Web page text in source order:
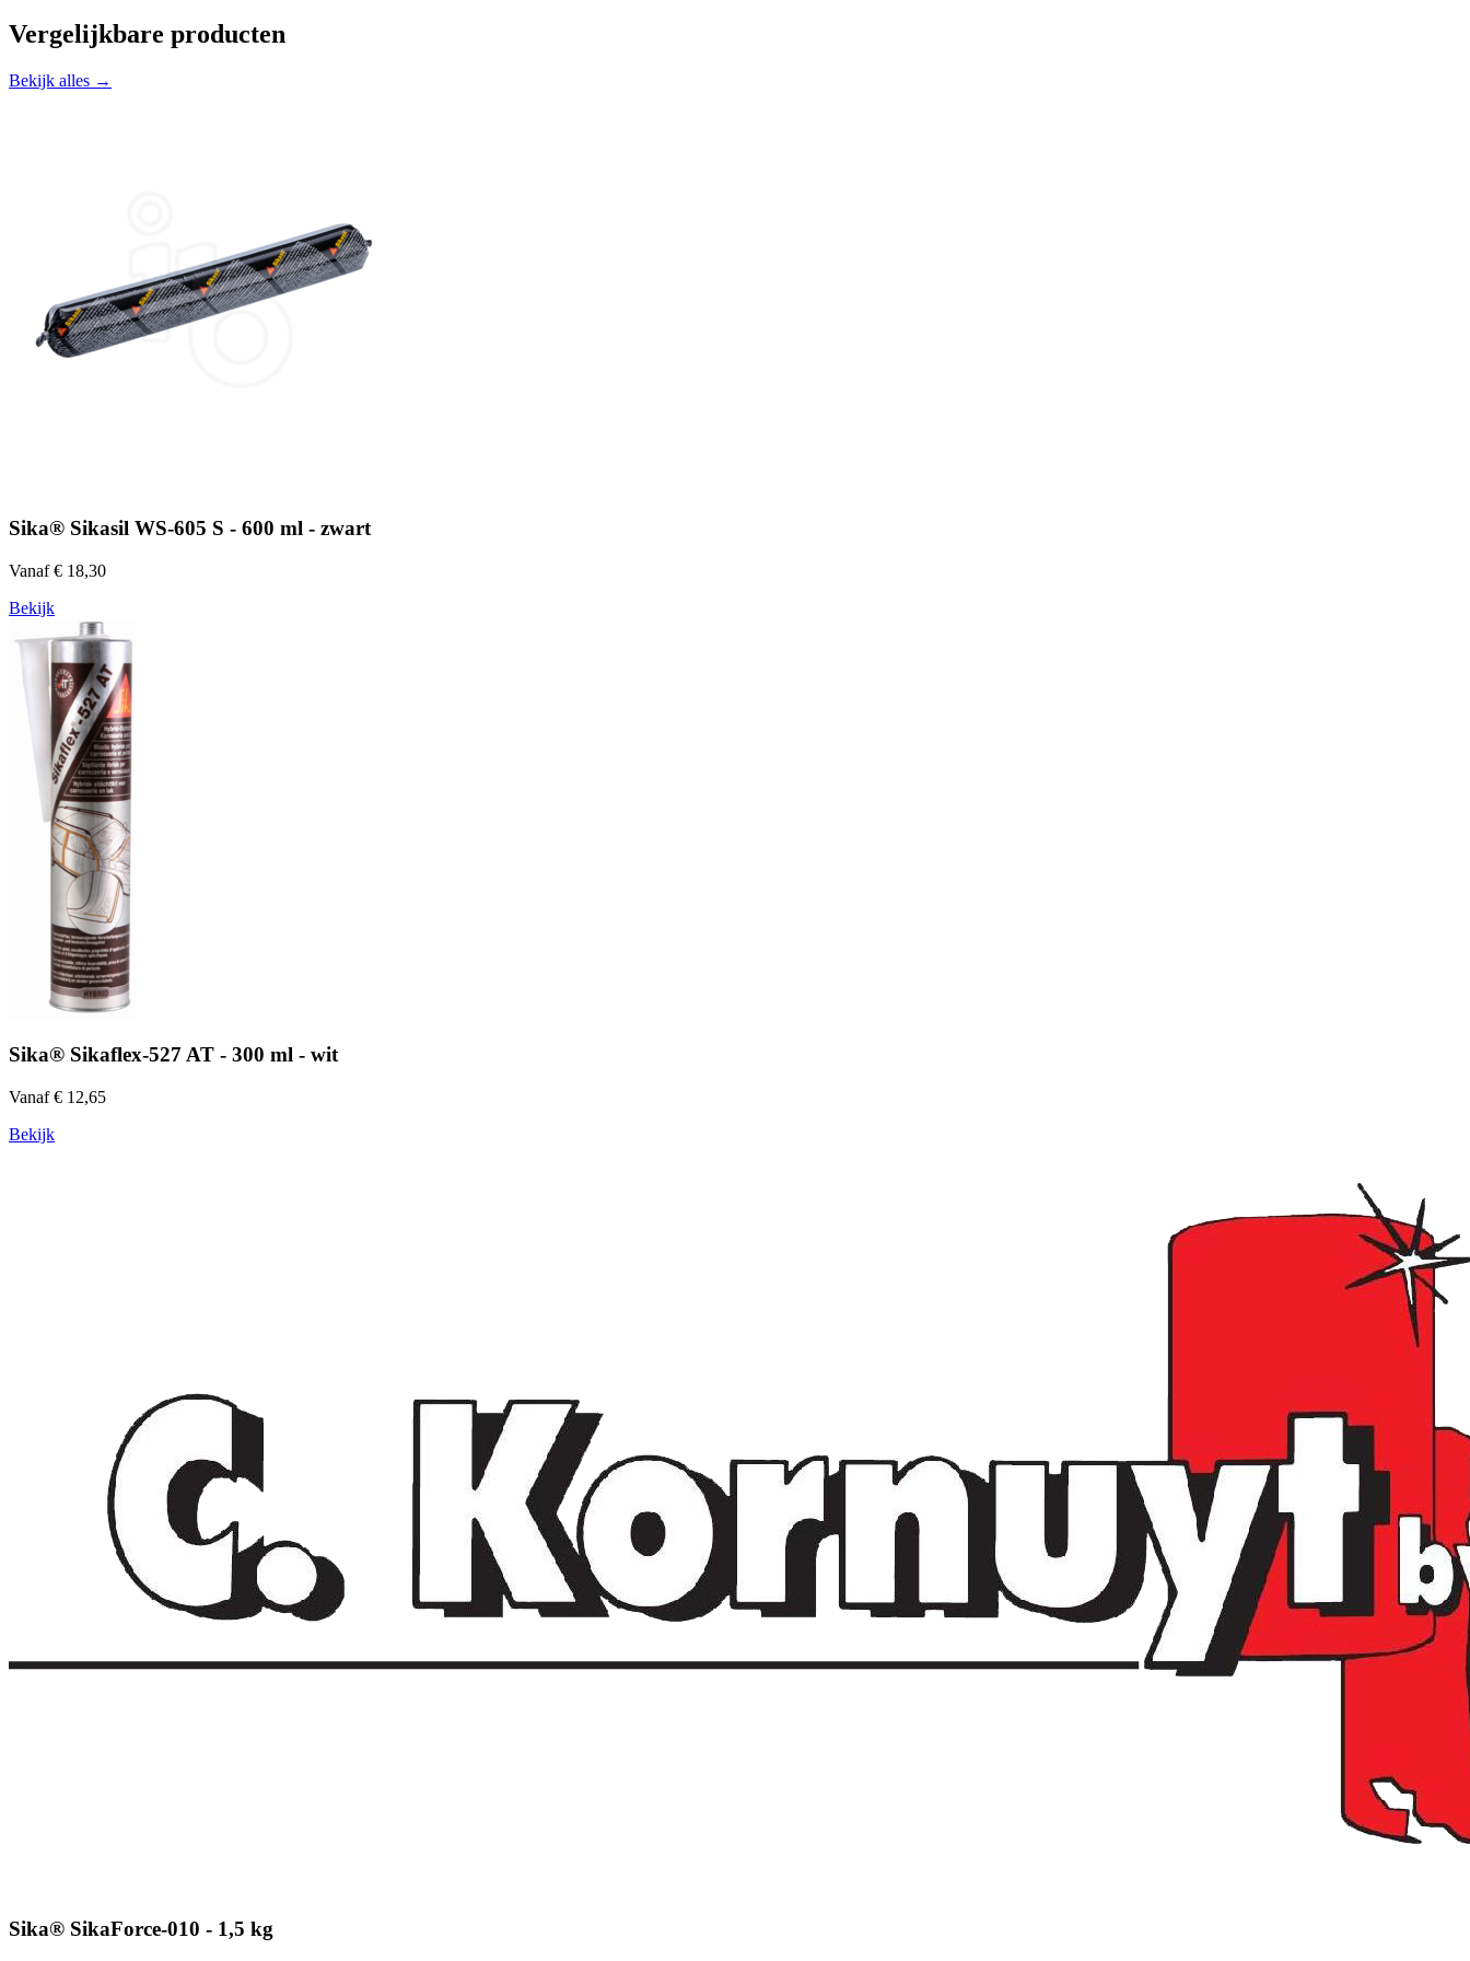
Vergelijkbare producten
Bekijk alles →
Sika® Sikasil WS-605 S - 600 ml - zwart
Vanaf € 18,30
Bekijk
Sika® Sikaflex-527 AT - 300 ml - wit
Vanaf € 12,65
Bekijk
Sika® SikaForce-010 - 1,5 kg